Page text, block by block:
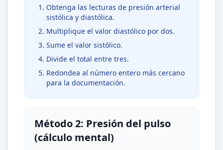
Obtenga las lecturas de presión arterial
sistólica y diastólica.
Multiplique el valor diastólico por dos.
Sume el valor sistólico.
Divide el total entre tres.
Redondea al número entero más cercano
para la documentación.
Método 2: Presión del pulso
(cálculo mental)